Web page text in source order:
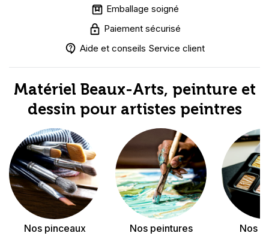
Coffrets & cadeaux
Encadrement
mail Contact / Aide
Emballage soigné
Paiement sécurisé
Aide et conseils Service client
Matériel Beaux-Arts, peinture et
dessin pour artistes peintres
Nos pinceaux Nos peintures Nos